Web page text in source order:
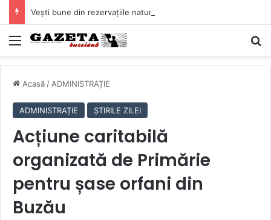
Mediu
Acasă / ADMINISTRAȚIE
ADMINISTRAȚIE ȘTIRILE ZILEI
Acțiune caritabilă
organizată de Primărie
pentru șase orfani din
Buzău